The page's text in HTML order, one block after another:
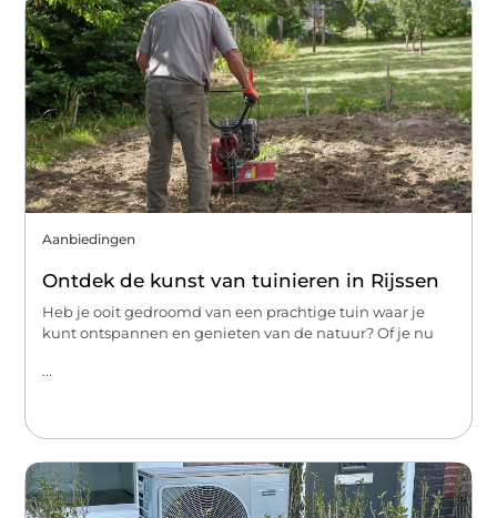
Aanbiedingen
Ontdek de kunst van tuinieren in Rijssen
Heb je ooit gedroomd van een prachtige tuin waar je
kunt ontspannen en genieten van de natuur? Of je nu
...